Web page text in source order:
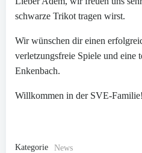
schwarze Trikot tragen wirst.
Wir wünschen dir einen
verletzungsfreie Spiele und eine
Enkenbach.
Willkommen in der SVE-
Kategorie News